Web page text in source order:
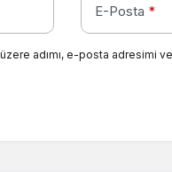
E-Posta *
adımı, e-posta adresimi